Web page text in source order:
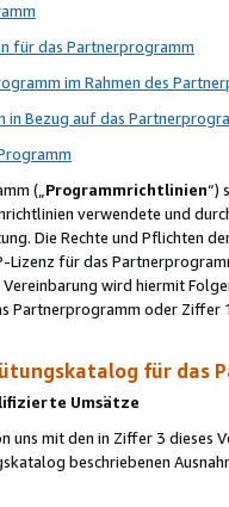
für das Partnerprogramm
im Rahmen des
in Bezug auf das
(„Programmrichtlinien“)
verwendete und
Die Rechte und Pflichten
für das
wird hiermit
Partnerprogramm oder
für das
Umsätze
uns mit den in Ziffer 3
beschriebenen